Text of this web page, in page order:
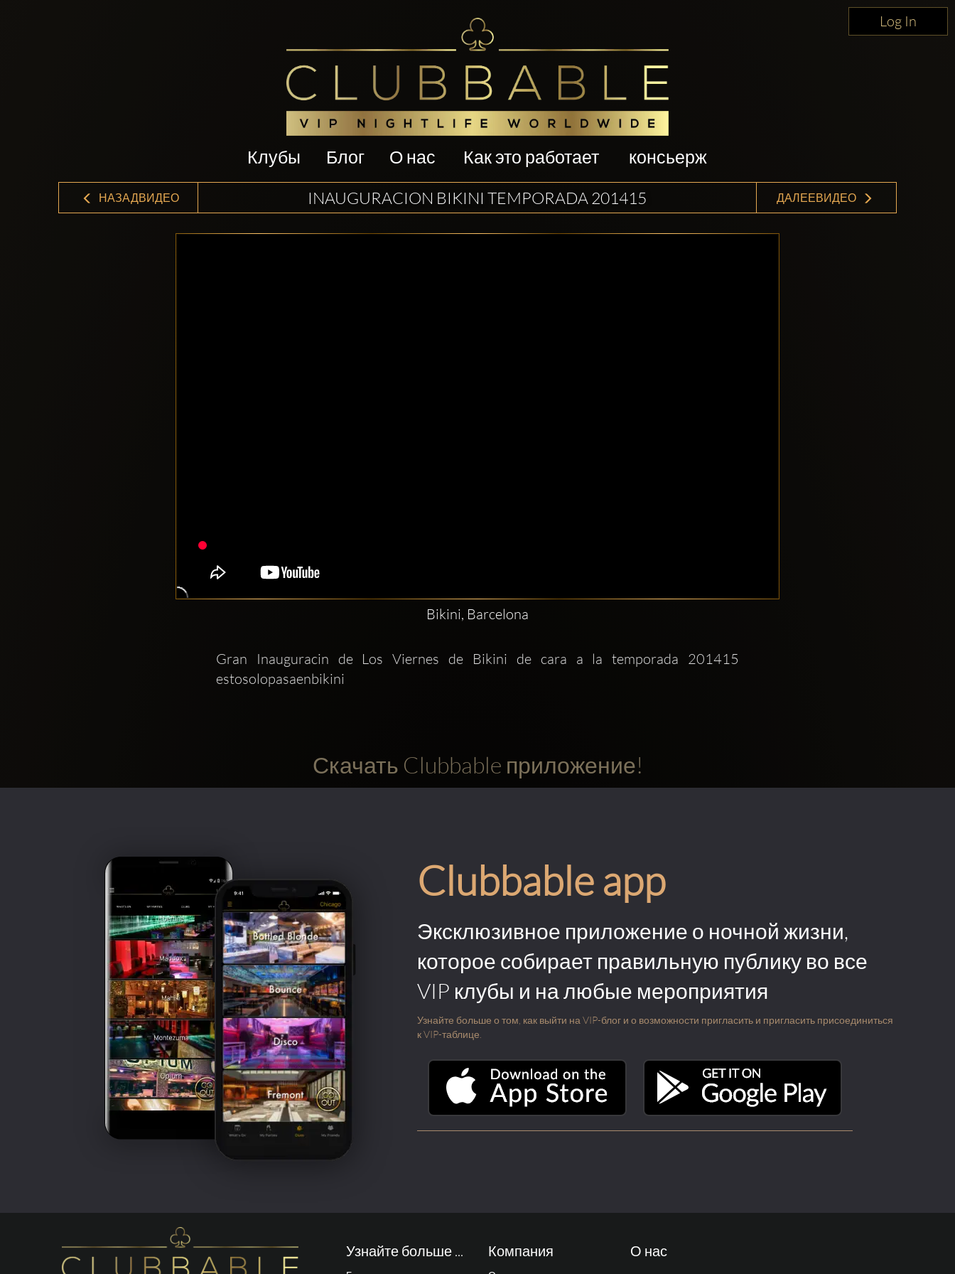
Log In
Клубы Блог О нас Как это работает консьерж
НАЗАДВИДЕО INAUGURACION BIKINI TEMPORADA 201415 ДАЛЕЕВИДЕО
Bikini, Barcelona
Gran Inauguracin de Los Viernes de Bikini de cara a la temporada 201415
estosolopasaenbikini
Скачать Clubbable приложение!
Clubbable app
Эксклюзивное приложение о ночной жизни,
которое собирает правильную публику во все
VIP клубы и на любые мероприятия
Узнайте больше о том, как выйти на VIP-блог и о возможности пригласить и пригласить присоединиться
к VIP-таблице.
Узнайте больше ... Компания О нас